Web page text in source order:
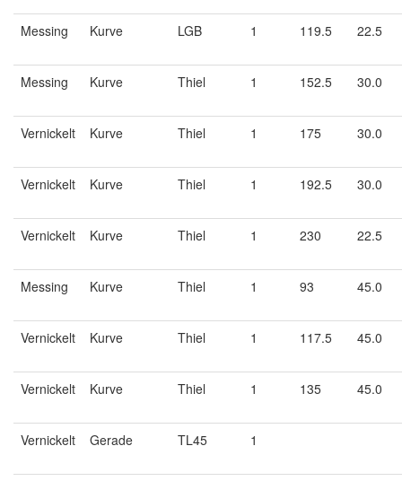
Messing Kurve LGB 1 119.5 22.5
Messing Kurve Thiel 1 152.5 30.0
Vernickelt Kurve Thiel 1 175 30.0
Vernickelt Kurve Thiel 1 192.5 30.0
Vernickelt Kurve Thiel 1 230 22.5
Messing Kurve Thiel 1 93 45.0
Vernickelt Kurve Thiel 1 117.5 45.0
Vernickelt Kurve Thiel 1 135 45.0
Vernickelt Gerade TL45 1